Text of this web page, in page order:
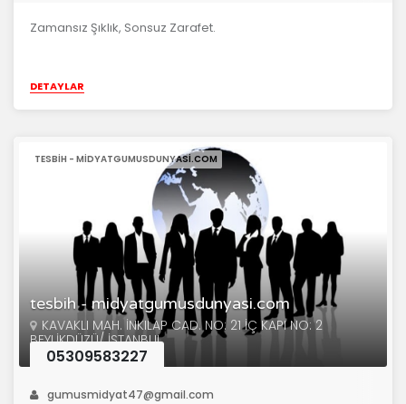
Zamansız Şıklık, Sonsuz Zarafet.
DETAYLAR
tesbih - midyatgumusdunyasi.com
TESBIH - MIDYATGUMUSDUNYASI.COM
KAVAKLI MAH. İNKILAP CAD. NO: 21 İÇ KAPI NO: 2
BEYLİKDÜZÜ/ İSTANBUL
05309583227
gumusmidyat47@gmail.com